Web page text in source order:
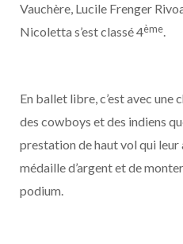
Vauchère, Lucile Frenger
Nicoletta s’est classé 4ème.
En ballet libre, c’est avec une
des cowboys et des indiens
prestation de haut vol qui
médaille d’argent et de
podium.